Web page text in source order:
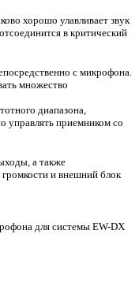
хорошо улавливает звук
в критический
с микрофона.
множество
диапазона,
управлять приемником со
а также
и внешний блок
для системы EW-DX